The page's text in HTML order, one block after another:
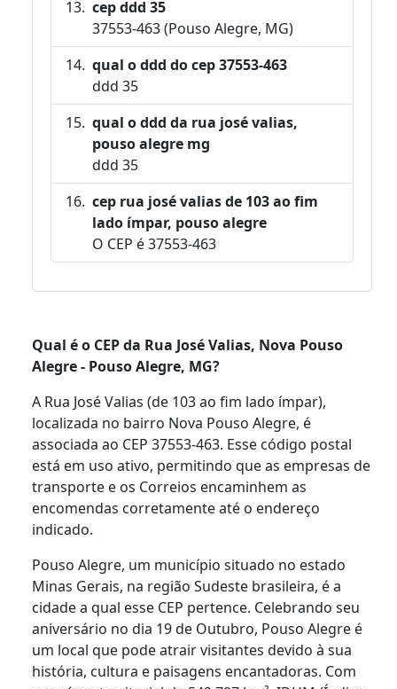
cep ddd 35
37553-463 (Pouso Alegre, MG)
qual o ddd do cep 37553-463
ddd 35
qual o ddd da rua josé valias,
pouso alegre mg
ddd 35
cep rua josé valias de 103 ao fim
lado ímpar, pouso alegre
O CEP é 37553-463
Qual é o CEP da Rua José Valias, Nova Pouso
Alegre - Pouso Alegre, MG?
A Rua José Valias (de 103 ao fim lado ímpar),
localizada no bairro Nova Pouso Alegre, é
associada ao CEP 37553-463. Esse código postal
está em uso ativo, permitindo que as empresas de
transporte e os Correios encaminhem as
encomendas corretamente até o endereço
indicado.
Pouso Alegre, um município situado no estado
Minas Gerais, na região Sudeste brasileira, é a
cidade a qual esse CEP pertence. Celebrando seu
aniversário no dia 19 de Outubro, Pouso Alegre é
um local que pode atrair visitantes devido à sua
história, cultura e paisagens encantadoras. Com